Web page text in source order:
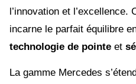
l’innovation et l’excellence.
incarne le parfait équilibre
technologie de pointe et
La gamme Mercedes